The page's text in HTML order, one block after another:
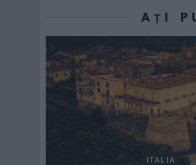
AȚI
ITALIA